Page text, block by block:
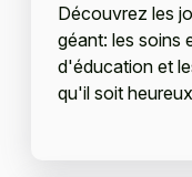
Découvrez les
géant: les soins
d'éducation et
qu'il soit